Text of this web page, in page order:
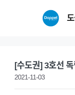
[수도권] 3호선
2021-11-03